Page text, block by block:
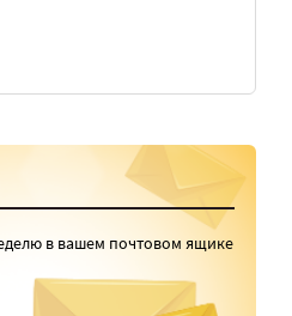
в вашем почтовом ящике